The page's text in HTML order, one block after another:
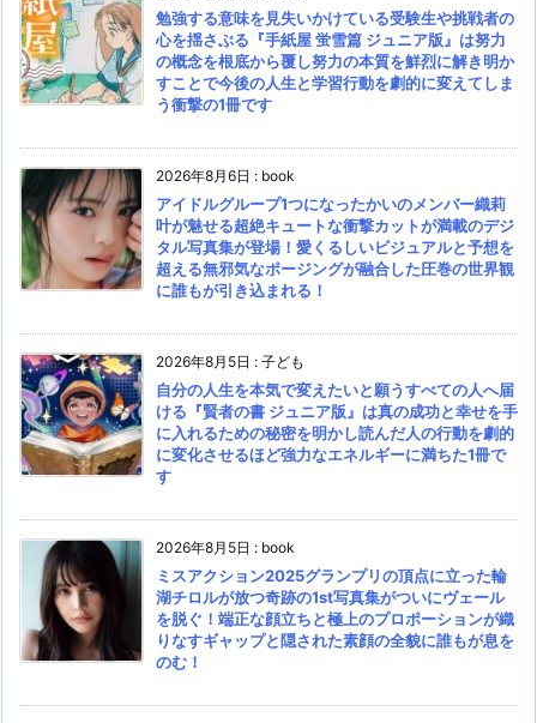
勉強する意味を見失いかけている受験生や挑戦者の
心を揺さぶる『手紙屋 蛍雪篇 ジュニア版』は努力
の概念を根底から覆し努力の本質を鮮烈に解き明か
すことで今後の人生と学習行動を劇的に変えてしま
う衝撃の1冊です
2026年8月6日 : book
アイドルグループ1つになったかいのメンバー織莉
叶が魅せる超絶キュートな衝撃カットが満載のデジ
タル写真集が登場！愛くるしいビジュアルと予想を
超える無邪気なポージングが融合した圧巻の世界観
に誰もが引き込まれる！
2026年8月5日 : 子ども
自分の人生を本気で変えたいと願うすべての人へ届
ける『賢者の書 ジュニア版』は真の成功と幸せを手
に入れるための秘密を明かし読んだ人の行動を劇的
に変化させるほど強力なエネルギーに満ちた1冊で
す
2026年8月5日 : book
ミスアクション2025グランプリの頂点に立った輪
湖チロルが放つ奇跡の1st写真集がついにヴェール
を脱ぐ！端正な顔立ちと極上のプロポーションが織
りなすギャップと隠された素顔の全貌に誰もが息を
のむ！